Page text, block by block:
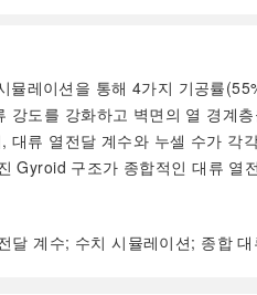
뮬레이션을 통해 4가지 기공률
강도를 강화하고 벽면의 열 경계
대류 열전달 계수와 누셀 수가
Gyroid 구조가 종합적인 대류 열
달 계수; 수치 시뮬레이션; 종합